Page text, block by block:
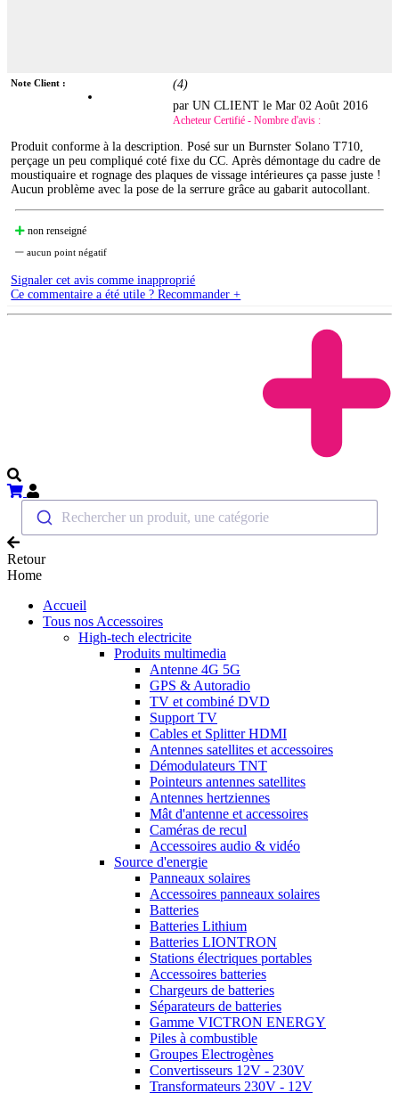
Note Client : (4)
par UN CLIENT leMar 02 Août 2016
Acheteur Certifié - Nombre d'avis :
Produit conforme à la description. Posé sur un Burnster Solano T710,
perçage un peu compliqué coté fixe du CC. Après démontage du cadre de
moustiquaire et rognage des plaques de vissage intérieures ça passe juste !
Aucun problème avec la pose de la serrure grâce au gabarit autocollant.
non renseigné
aucun point négatif
Signaler cet avis comme inapproprié
Ce commentaire a été utile ? Recommander +
Rechercher un produit, une catégorie
Retour
Home
Accueil
Tous nos Accessoires
High-tech electricite
Produits multimedia
Antenne 4G 5G
GPS & Autoradio
TV et combiné DVD
Support TV
Cables et Splitter HDMI
Antennes satellites et accessoires
Démodulateurs TNT
Pointeurs antennes satellites
Antennes hertziennes
Mât d'antenne et accessoires
Caméras de recul
Accessoires audio & vidéo
Source d'energie
Panneaux solaires
Accessoires panneaux solaires
Batteries
Batteries Lithium
Batteries LIONTRON
Stations électriques portables
Accessoires batteries
Chargeurs de batteries
Séparateurs de batteries
Gamme VICTRON ENERGY
Piles à combustible
Groupes Electrogènes
Convertisseurs 12V - 230V
Transformateurs 230V - 12V